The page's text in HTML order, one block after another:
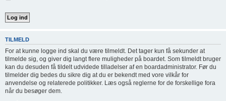
TILMELD
For at kunne logge ind skal du være tilmeldt. Det tager kun få sekunder at
tilmelde sig, og giver dig langt flere muligheder på boardet. Som tilmeldt bruger
kan du desuden få tildelt udvidede tilladelser af en boardadministrator. Før du
tilmelder dig bedes du sikre dig at du er bekendt med vore vilkår for
anvendelse og relaterede politikker. Læs også reglerne for de forskellige fora
når du besøger dem.